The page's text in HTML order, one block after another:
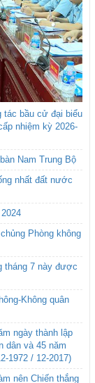
tác bầu cử đại biểu
nhiệm kỳ 2026-
Nam Trung Bộ
nhất đất nước
Phòng không
tháng 7 này được
Không quân
ngày thành lập
dân và 45 năm
1972 / 12-2017)
nên Chiến thắng